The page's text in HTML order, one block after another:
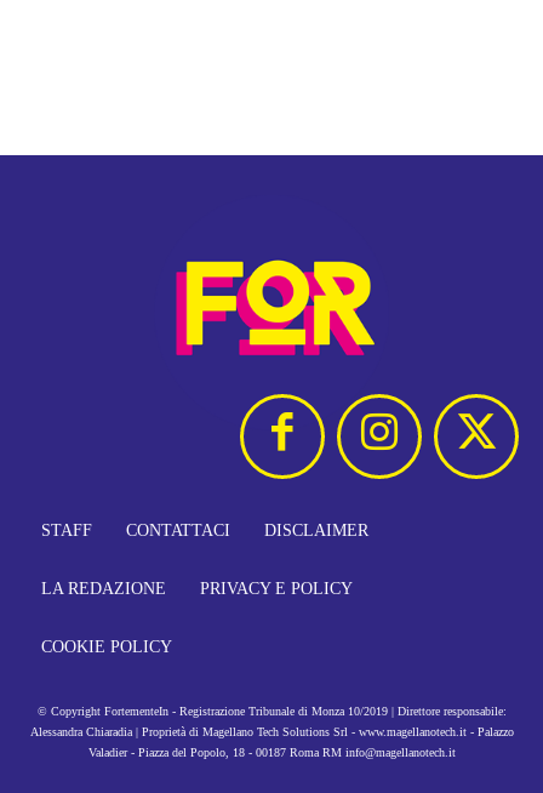
STAFF CONTATTACI DISCLAIMER
LA REDAZIONE PRIVACY E POLICY
COOKIE POLICY
© Copyright FortementeIn - Registrazione Tribunale di Monza 10/2019 | Direttore responsabile:
Alessandra Chiaradia | Proprietà di Magellano Tech Solutions Srl - www.magellanotech.it - Palazzo
Valadier - Piazza del Popolo, 18 - 00187 Roma RM info@magellanotech.it